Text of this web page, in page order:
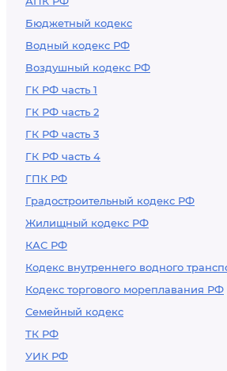
Бюджетный кодекс
Водный кодекс РФ
Воздушный кодекс РФ
ГК РФ часть 1
ГК РФ часть 2
ГК РФ часть 3
ГК РФ часть 4
ГПК РФ
Градостроительный кодекс РФ
Жилищный кодекс РФ
КАС РФ
Кодекс внутреннего водного
Кодекс торгового мореплавания РФ
Семейный кодекс
ТК РФ
УИК РФ